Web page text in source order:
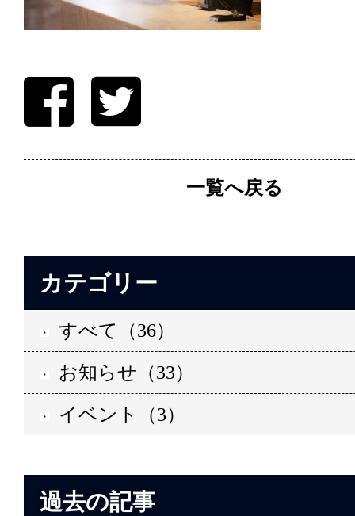
一覧へ戻る
カテゴリー
すべて（36）
お知らせ（33）
イベント（3）
過去の記事